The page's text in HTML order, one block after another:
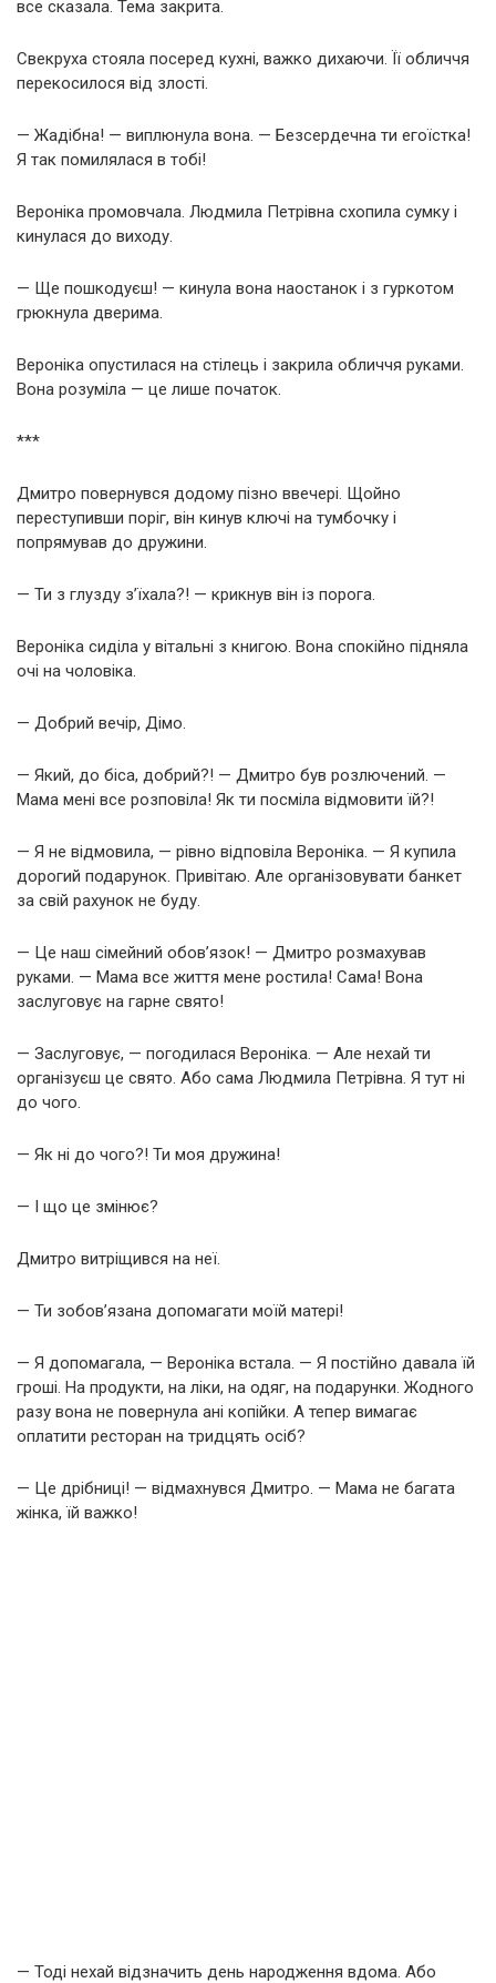
все сказала. Тема закрита.
Свекруха стояла посеред кухні, важко дихаючи. Її обличчя
перекосилося від злості.
— Жадібна! — виплюнула вона. — Безсердечна ти егоїстка!
Я так помилялася в тобі!
Вероніка промовчала. Людмила Петрівна схопила сумку і
кинулася до виходу.
— Ще пошкодуєш! — кинула вона наостанок і з гуркотом
грюкнула дверима.
Вероніка опустилася на стілець і закрила обличчя руками.
Вона розуміла — це лише початок.
***
Дмитро повернувся додому пізно ввечері. Щойно
переступивши поріг, він кинув ключі на тумбочку і
попрямував до дружини.
— Ти з глузду з’їхала?! — крикнув він із порога.
Вероніка сиділа у вітальні з книгою. Вона спокійно підняла
очі на чоловіка.
— Добрий вечір, Дімо.
— Який, до біса, добрий?! — Дмитро був розлючений. —
Мама мені все розповіла! Як ти посміла відмовити їй?!
— Я не відмовила, — рівно відповіла Вероніка. — Я купила
дорогий подарунок. Привітаю. Але організовувати банкет
за свій рахунок не буду.
— Це наш сімейний обов’язок! — Дмитро розмахував
руками. — Мама все життя мене ростила! Сама! Вона
заслуговує на гарне свято!
— Заслуговує, — погодилася Вероніка. — Але нехай ти
організуєш це свято. Або сама Людмила Петрівна. Я тут ні
до чого.
— Як ні до чого?! Ти моя дружина!
— І що це змінює?
Дмитро витріщився на неї.
— Ти зобов’язана допомагати моїй матері!
— Я допомагала, — Вероніка встала. — Я постійно давала їй
гроші. На продукти, на ліки, на одяг, на подарунки. Жодного
разу вона не повернула ані копійки. А тепер вимагає
оплатити ресторан на тридцять осіб?
— Це дрібниці! — відмахнувся Дмитро. — Мама не багата
жінка, їй важко!
— Тоді нехай відзначить день народження вдома. Або